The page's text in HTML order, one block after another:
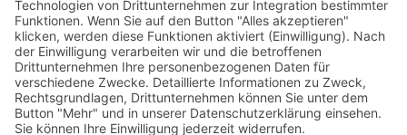
Rechtliches
Widerrufsrecht und Widerrufsformular
Impressum
Datenschutzerklärung